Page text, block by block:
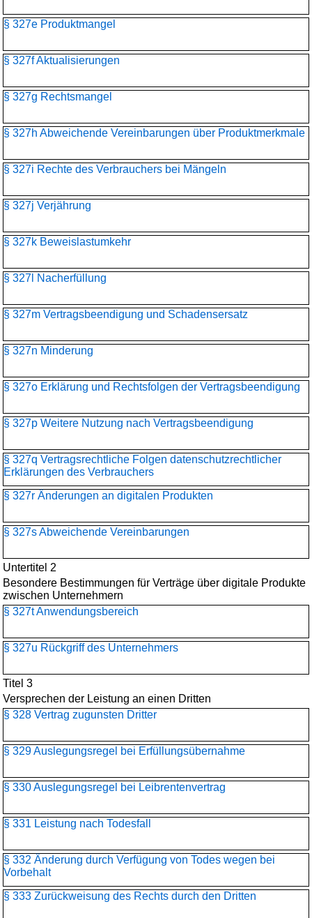
§ 327e Produktmangel
§ 327f Aktualisierungen
§ 327g Rechtsmangel
§ 327h Abweichende Vereinbarungen über Produktmerkmale
§ 327i Rechte des Verbrauchers bei Mängeln
§ 327j Verjährung
§ 327k Beweislastumkehr
§ 327l Nacherfüllung
§ 327m Vertragsbeendigung und Schadensersatz
§ 327n Minderung
§ 327o Erklärung und Rechtsfolgen der Vertragsbeendigung
§ 327p Weitere Nutzung nach Vertragsbeendigung
§ 327q Vertragsrechtliche Folgen datenschutzrechtlicher
Erklärungen des Verbrauchers
§ 327r Änderungen an digitalen Produkten
§ 327s Abweichende Vereinbarungen
Untertitel 2
Besondere Bestimmungen für Verträge über digitale Produkte
zwischen Unternehmern
§ 327t Anwendungsbereich
§ 327u Rückgriff des Unternehmers
Titel 3
Versprechen der Leistung an einen Dritten
§ 328 Vertrag zugunsten Dritter
§ 329 Auslegungsregel bei Erfüllungsübernahme
§ 330 Auslegungsregel bei Leibrentenvertrag
§ 331 Leistung nach Todesfall
§ 332 Änderung durch Verfügung von Todes wegen bei
Vorbehalt
§ 333 Zurückweisung des Rechts durch den Dritten